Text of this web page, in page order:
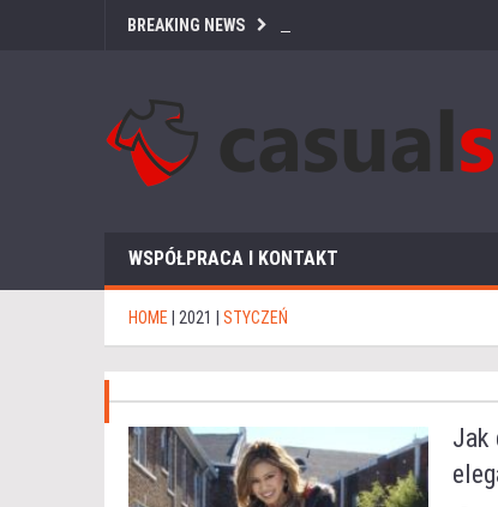
BREAKING NEWS
WSPÓŁPRACA I KONTAKT
HOME 2021 STYCZEŃ
Jak